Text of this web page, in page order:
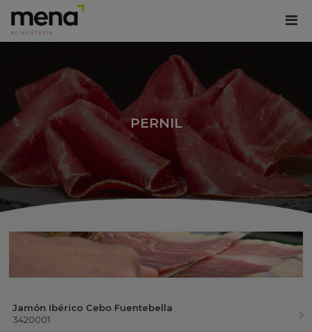
PERNIL
Jamón Ibérico Cebo Fuentebella
3420001